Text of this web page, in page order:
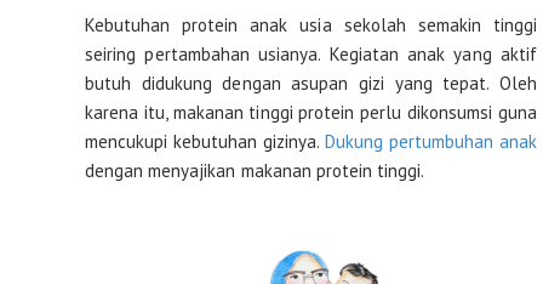
Kebutuhan protein anak usia sekolah semakin tinggi
seiring pertambahan usianya. Kegiatan anak yang aktif
butuh didukung dengan asupan gizi yang tepat. Oleh
karena itu, makanan tinggi protein perlu dikonsumsi guna
mencukupi kebutuhan gizinya. Dukung pertumbuhan anak
dengan menyajikan makanan protein tinggi.